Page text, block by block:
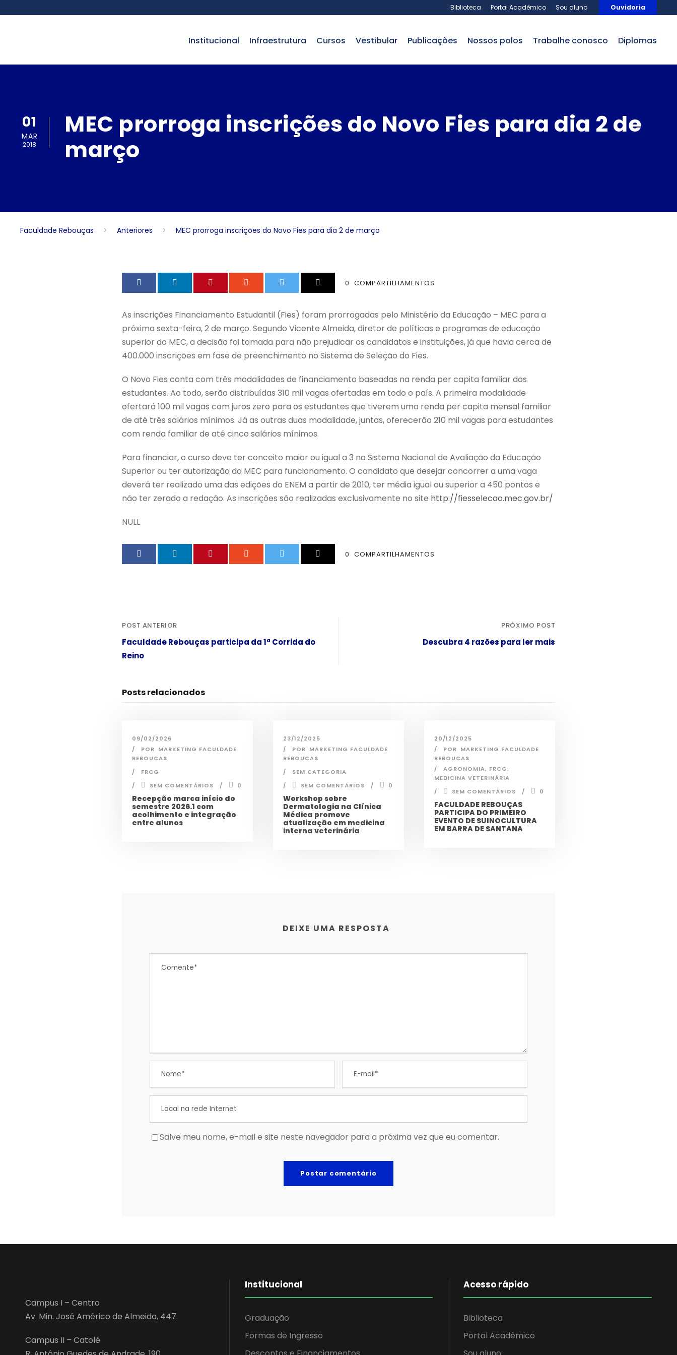
Biblioteca Portal Acadêmico Sou aluno Ouvidoria
institucional infraestrutura cursos vestibular publicações nossos polos trabalhe conosco Diplomas
01
MAR
2018
MEC prorroga inscrições do Novo Fies para dia 2 de
março
Faculdade Rebouças > Anteriores > MEC prorroga inscrições do Novo Fies para dia 2 de março
0 COMPARTILHAMENTOS
As inscrições Financiamento Estudantil (Fies) foram prorrogadas pelo Ministério da Educação – MEC para a
próxima sexta-feira, 2 de março. Segundo Vicente Almeida, diretor de políticas e programas de educação
superior do MEC, a decisão foi tomada para não prejudicar os candidatos e instituições, já que havia cerca de
400.000 inscrições em fase de preenchimento no Sistema de Seleção do Fies.
O Novo Fies conta com três modalidades de financiamento baseadas na renda per capita familiar dos
estudantes. Ao todo, serão distribuídas 310 mil vagas ofertadas em todo o país. A primeira modalidade
ofertará 100 mil vagas com juros zero para os estudantes que tiverem uma renda per capita mensal familiar
de até três salários mínimos. Já as outras duas modalidade, juntas, oferecerão 210 mil vagas para estudantes
com renda familiar de até cinco salários mínimos.
Para financiar, o curso deve ter conceito maior ou igual a 3 no Sistema Nacional de Avaliação da Educação
Superior ou ter autorização do MEC para funcionamento. O candidato que desejar concorrer a uma vaga
deverá ter realizado uma das edições do ENEM a partir de 2010, ter média igual ou superior a 450 pontos e
não ter zerado a redação. As inscrições são realizadas exclusivamente no site http://fiesselecao.mec.gov.br/
NULL
0 COMPARTILHAMENTOS
POST ANTERIOR
Faculdade Rebouças participa da 1ª Corrida do
Reino
PRÓXIMO POST
Descubra 4 razões para ler mais
Posts relacionados
09/02/2026
POR MARKETING FACULDADE
REBOUCAS
FRCG
SEM COMENTÁRIOS
0
Recepção marca início do
semestre 2026.1 com
acolhimento e integração
entre alunos
23/12/2025
POR MARKETING FACULDADE
REBOUCAS
SEM CATEGORIA
SEM COMENTÁRIOS
0
Workshop sobre
Dermatologia na Clínica
Médica promove
atualização em medicina
interna veterinária
20/12/2025
POR MARKETING FACULDADE
REBOUCAS
AGRONOMIA, FRCG,
MEDICINA VETERINÁRIA
SEM COMENTÁRIOS
0
FACULDADE REBOUÇAS
PARTICIPA DO PRIMEIRO
EVENTO DE SUINOCULTURA
EM BARRA DE SANTANA
DEIXE UMA RESPOSTA
Salve meu nome, e-mail e site neste navegador para a próxima vez que eu comentar.
Campus I – Centro
Av. Min. José Américo de Almeida, 447.
Campus II – Catolé
Institucional
Graduação
Formas de Ingresso
Acesso rápido
Biblioteca
Portal Acadêmico